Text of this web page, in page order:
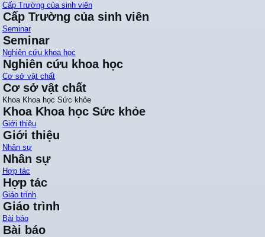
Cấp Trường của sinh viên
Cấp Trường của sinh viên
Seminar
Seminar
Nghiên cứu khoa học
Nghiên cứu khoa học
Cơ sở vật chất
Cơ sở vật chất
Khoa Khoa học Sức khỏe
Khoa Khoa học Sức khỏe
Giới thiệu
Giới thiệu
Nhân sự
Nhân sự
Hợp tác
Hợp tác
Giáo trình
Giáo trình
Bài báo
Bài báo